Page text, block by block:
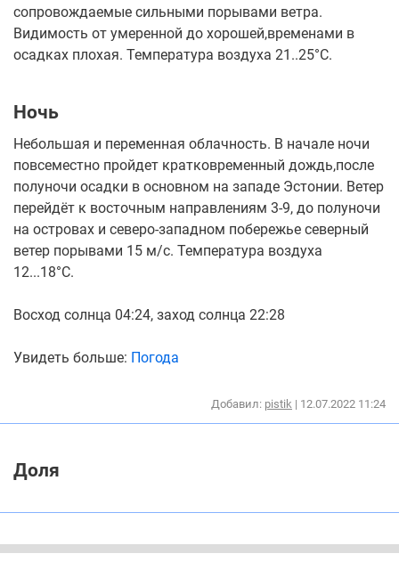
сопровождаемые сильными порывами ветра.
Видимость от умеренной до хорошей,временами в
осадках плохая. Температура воздуха 21..25°С.
Ночь
Небольшая и переменная облачность. В начале ночи
повсеместно пройдет кратковременный дождь,после
полуночи осадки в основном на западе Эстонии. Ветер
перейдёт к восточным направлениям 3-9, до полуночи
на островах и северо-западном побережье северный
ветер порывами 15 м/с. Температура воздуха
12...18°С.
Восход cолнца 04:24, заход cолнца 22:28
Увидеть больше: Погода
Добавил: pistik | 12.07.2022 11:24
Доля